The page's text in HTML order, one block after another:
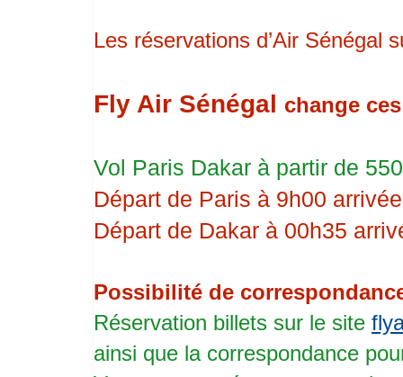
Les réservations d’Air Sénégal
Fly Air Sénégal change
Vol Paris Dakar à partir de
Départ de Paris à 9h00
Départ de Dakar à 00h35
Possibilité de
Réservation billets sur le site
ainsi que la correspondance